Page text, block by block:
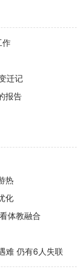
作
迁记
报告
热
化
体教融合
难 仍有6人失联